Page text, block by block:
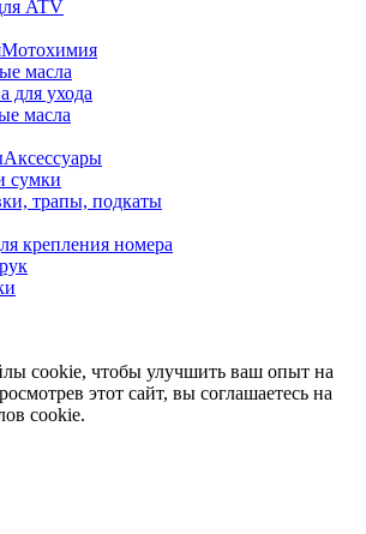
ATV
Мотохимия
масла
для ухода
масла
Аксессуары
сумки
трапы, подкаты
крепления номера
cookie, чтобы улучшить ваш опыт на
этот сайт, вы соглашаетесь на
cookie.